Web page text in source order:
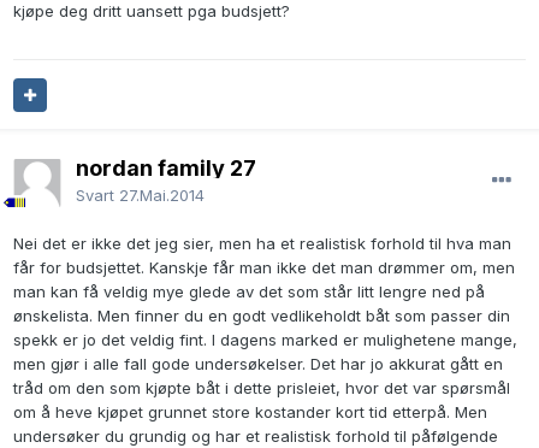
kjøpe deg dritt uansett pga budsjett?
nordan family 27
Svart 27.Mai.2014
Nei det er ikke det jeg sier, men ha et realistisk forhold til hva man
får for budsjettet. Kanskje får man ikke det man drømmer om, men
man kan få veldig mye glede av det som står litt lengre ned på
ønskelista. Men finner du en godt vedlikeholdt båt som passer din
spekk er jo det veldig fint. I dagens marked er mulighetene mange,
men gjør i alle fall gode undersøkelser. Det har jo akkurat gått en
tråd om den som kjøpte båt i dette prisleiet, hvor det var spørsmål
om å heve kjøpet grunnet store kostander kort tid etterpå. Men
undersøker du grundig og har et realistisk forhold til påfølgende